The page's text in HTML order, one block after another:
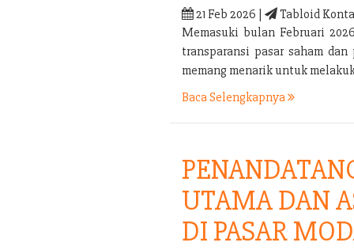
21 Feb 2026 |
Tabloid
Memasuki bulan Februari
transparansi pasar saham
memang menarik untuk
Baca Selengkapnya
UTAMA DAN
DI PASAR